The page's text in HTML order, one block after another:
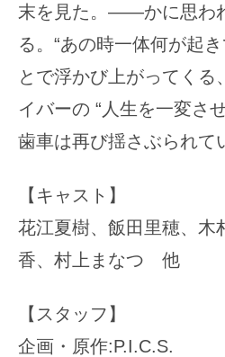
末を見た。――かに思わ
る。“あの時一体何が起き
とで浮かび上がってくる
イバーの “人生を一変さ
歯車は再び揺さぶられて
【キャスト】
花江夏樹、飯田里穂、木
香、村上まなつ 他
【スタッフ】
企画・原作:P.I.C.S.